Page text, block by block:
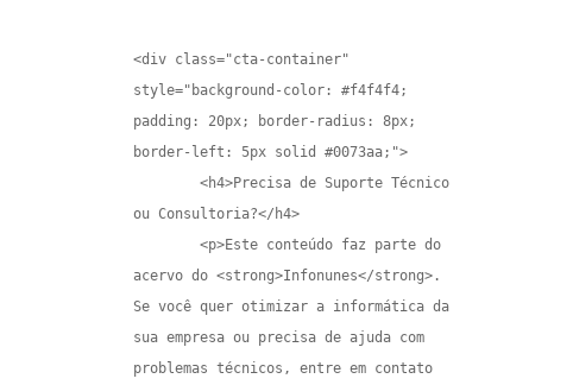
<div class="cta-container"
style="background-color: #f4f4f4;
padding: 20px; border-radius: 8px;
border-left: 5px solid #0073aa;">
ou Consultoria?</h4>
acervo do <strong>Infonunes</strong>.
Se você quer otimizar a informática da
sua empresa ou precisa de ajuda com
problemas técnicos, entre em contato